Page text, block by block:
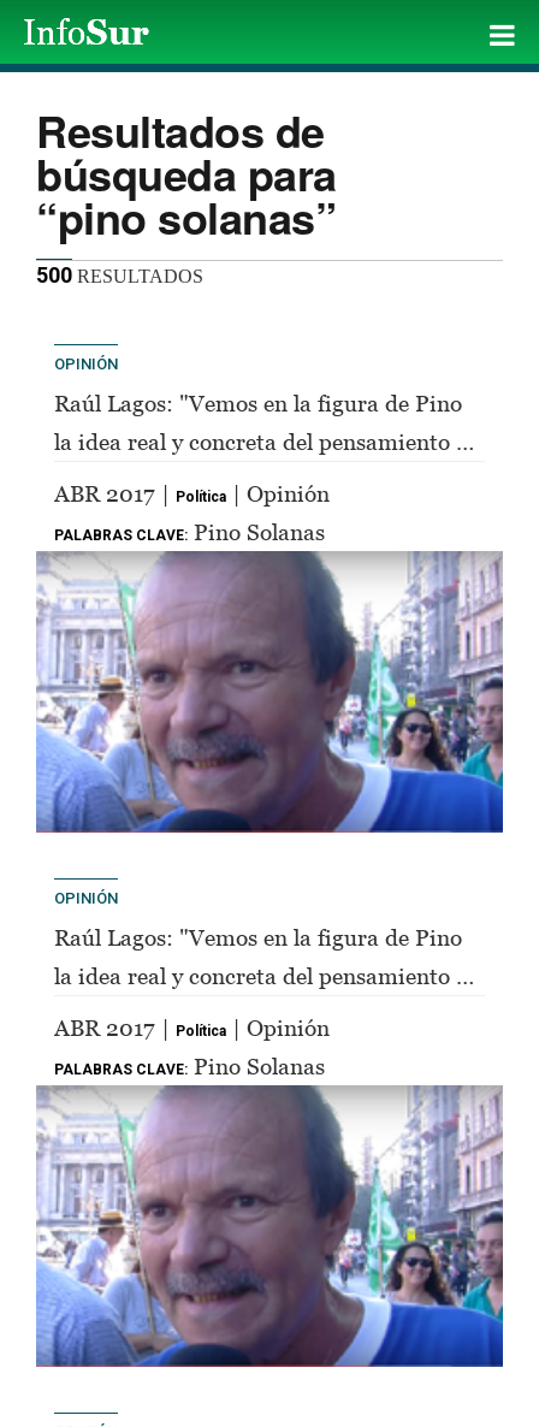
Resultados de
búsqueda para
“pino solanas”
500 RESULTADOS
OPINIÓN
Raúl Lagos: "Vemos en la figura de Pino
la idea real y concreta del pensamiento de
Perón"
ABR 2017 | Política | Opinión
PALABRAS CLAVE: Pino Solanas
OPINIÓN
Raúl Lagos: "Vemos en la figura de Pino
la idea real y concreta del pensamiento de
Perón"
ABR 2017 | Política | Opinión
PALABRAS CLAVE: Pino Solanas